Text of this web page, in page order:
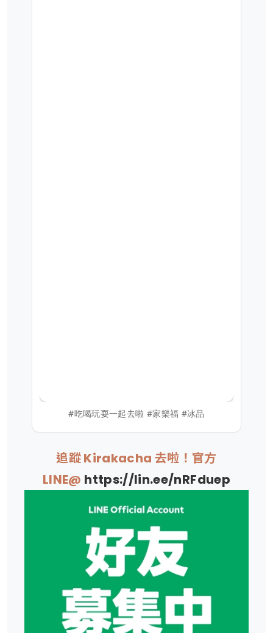
#吃喝玩耍一起去啦 #家樂福 #冰品
追蹤 Kirakacha 去啦！官方
LINE@ https://lin.ee/nRFduep